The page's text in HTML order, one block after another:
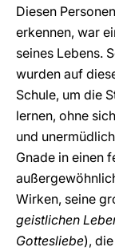
Diesen
erkennen, war
seines Lebens.
wurden auf
Schule, um die
lernen, ohne
und
Gnade in einen
Wirken, seine
geistlichen
Gottesliebe),